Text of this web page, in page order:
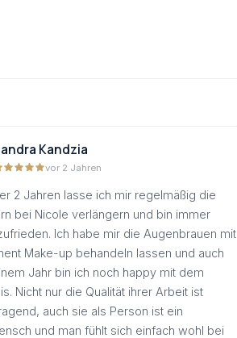
Kandzia
vor 2 Jahren
2 Jahren lasse ich mir regelmäßig die
bei Nicole verlängern und bin immer
Ich habe mir die Augenbrauen mit
Make-up behandeln lassen und auch
Jahr bin ich noch happy mit dem
Nicht nur die Qualität ihrer Arbeit ist
auch sie als Person ist ein
und man fühlt sich einfach wohl bei